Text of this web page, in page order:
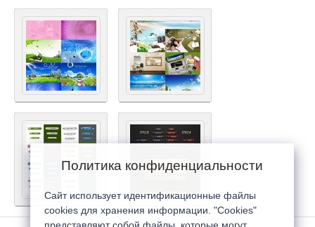
Политика конфиденциальности
Сайт использует идентификационные файлы
cookies для хранения информации. "Cookies"